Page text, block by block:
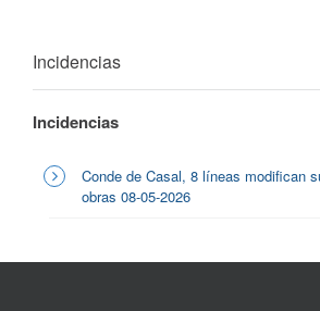
Incidencias
Incidencias
Conde de Casal, 8 líneas modifican
obras 08-05-2026